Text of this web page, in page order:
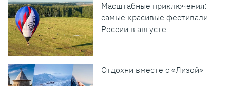
Масштабные приключения:
самые красивые фестивали
России в августе
Отдохни вместе с «Лизой»